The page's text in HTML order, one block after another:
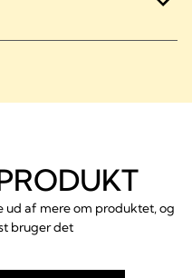
ud af mere om produktet, og
bruger det